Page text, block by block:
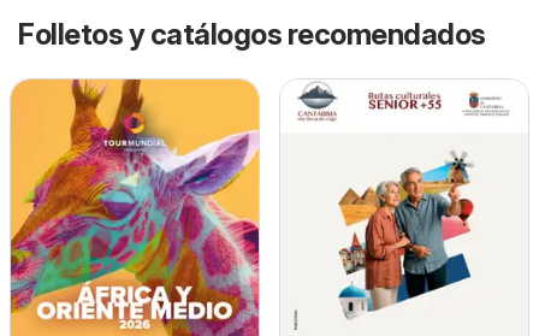
Folletos y catálogos recomendados